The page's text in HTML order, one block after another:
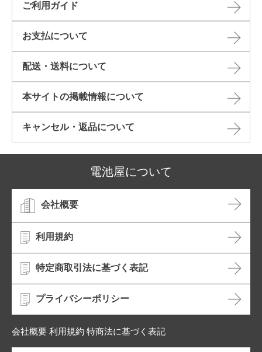
ご利用ガイド
お支払について
配送・送料について
本サイトの掲載情報について​
キャンセル・返品について​
電池屋について
会社概要
利用規約
特定商取引法に基づく表記
プライバシーポリシー
会社概要 利用規約 特商法に基づく表記